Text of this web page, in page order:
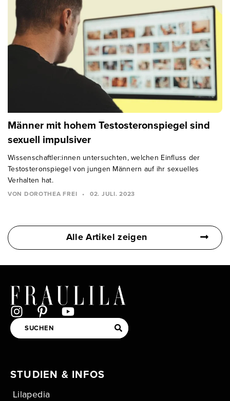
Männer mit hohem Testosteronspiegel sind
sexuell impulsiver
Wissenschaftler:innen untersuchten, welchen Einfluss der
Testosteronspiegel von jungen Männern auf ihr sexuelles
Verhalten hat.
VON DOROTHEA FREI • 02. JULI. 2023
Alle Artikel zeigen
STUDIEN & INFOS
Lilapedia